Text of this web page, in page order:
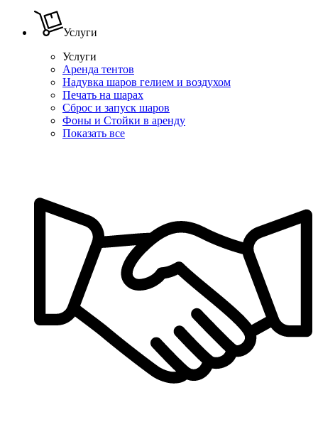
Услуги
Услуги
Аренда тентов
Надувка шаров гелием и воздухом
Печать на шарах
Сброс и запуск шаров
Фоны и Стойки в аренду
Показать все